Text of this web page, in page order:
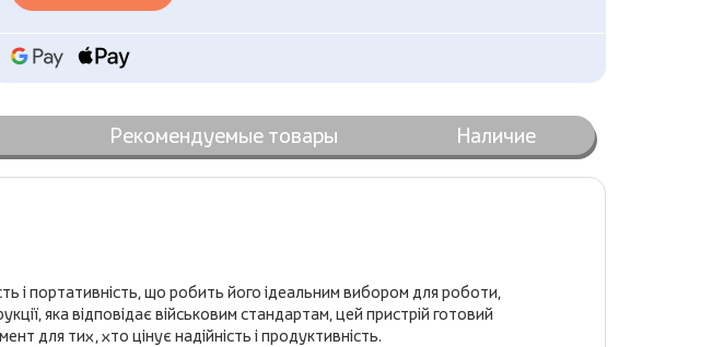
Рекомендуемые товары Наличие
і портативність, що робить його ідеальним вибором для роботи,
яка відповідає військовим стандартам, цей пристрій готовий
для тих, хто цінує надійність і продуктивність.